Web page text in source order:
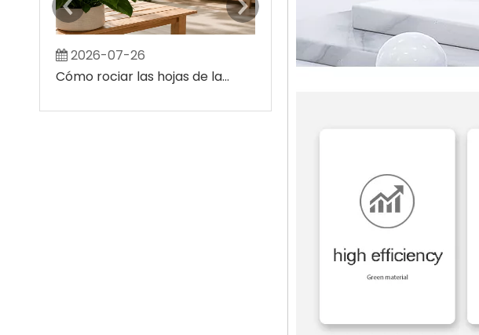
2026-07-26
Cómo rociar las hojas de las plantas sin crear grandes manchas húmedas
2026-08-05